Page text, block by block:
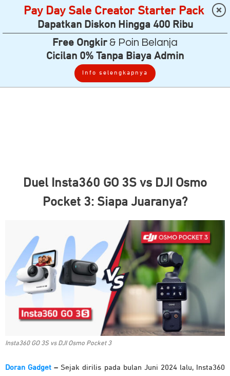
Duel Insta360 GO 3S vs DJI Osmo
Pocket 3: Siapa Juaranya?
Insta360 GO 3S vs DJI Osmo Pocket 3
Doran Gadget – Sejak dirilis pada bulan Juni 2024 lalu, Insta360
Pay Day Sale Creator Starter Pack
Dapatkan Diskon Hingga 400 Ribu
Free Ongkir & Poin Belanja
Cicilan 0% Tanpa Biaya Admin
Info selengkapnya